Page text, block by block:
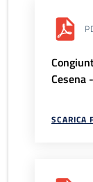
Cesena
SCARICA